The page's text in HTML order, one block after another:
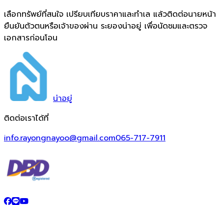
เลือกทรัพย์ที่สนใจ เปรียบเทียบราคาและทำเล แล้วติดต่อนายหน้า
ยืนยันตัวตนหรือเจ้าของผ่าน ระยองน่าอยู่ เพื่อนัดชมและตรวจ
เอกสารก่อนโอน
น่าอยู่
ติดต่อเราได้ที่
info.rayongnayoo@gmail.com065-717-7911